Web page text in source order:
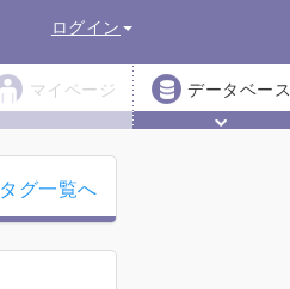
ログイン
マイページ データベース
タグ一覧へ